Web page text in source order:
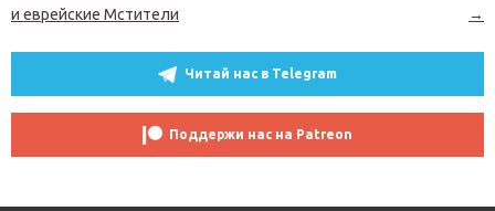
и еврейские Мстители
→
Читай нас в Telegram
Поддержи нас на Patreon